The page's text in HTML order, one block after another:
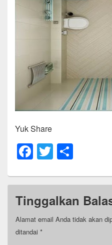
Yuk Share
F
a
c
e
b
o
T
wi
tt
er
ar
e
Tinggalkan
Alamat email Anda tidak akan
ditandai *